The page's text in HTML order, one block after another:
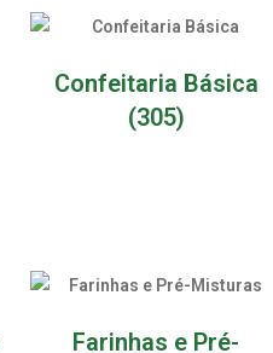
Confeitaria Básica
(305)
Farinhas e Pré-